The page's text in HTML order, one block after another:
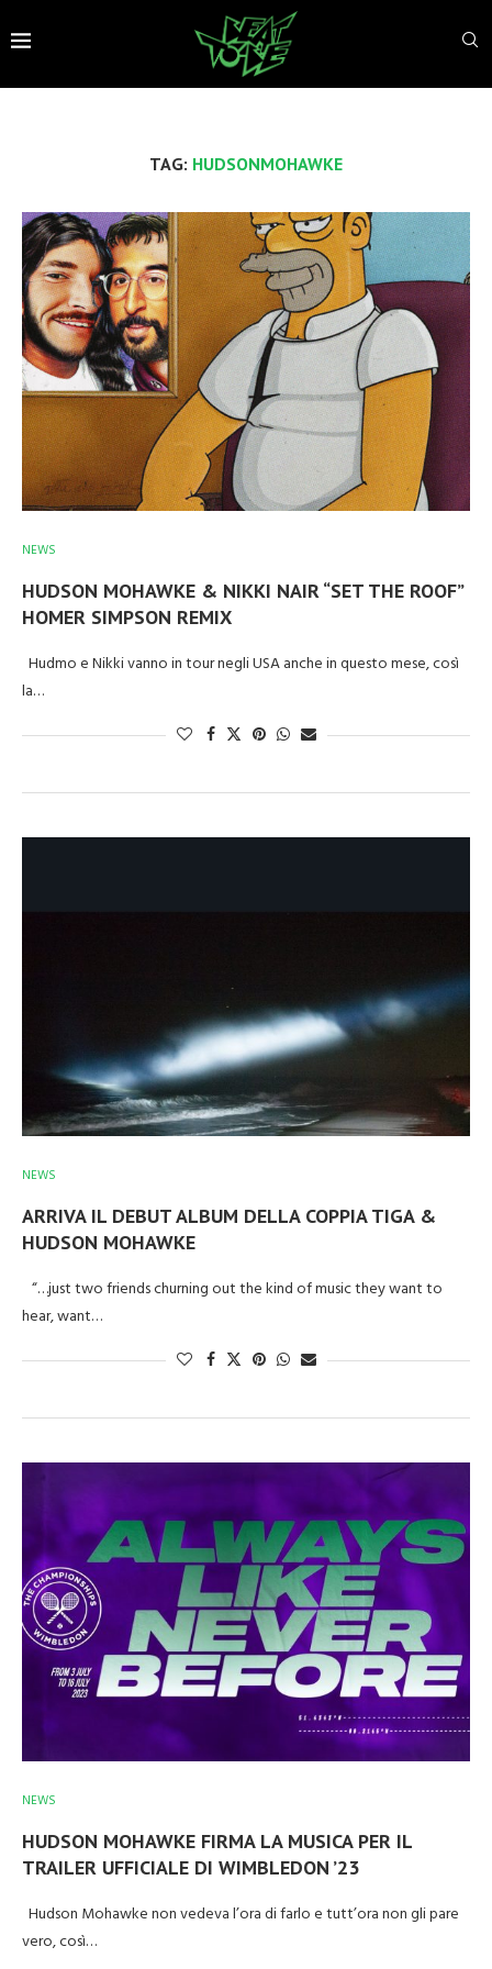
TAG: HUDSONMOHAWKE
NEWS
HUDSON MOHAWKE & NIKKI NAIR “SET THE ROOF”
HOMER SIMPSON REMIX
Hudmo e Nikki vanno in tour negli USA anche in questo mese, così
la…
NEWS
ARRIVA IL DEBUT ALBUM DELLA COPPIA TIGA &
HUDSON MOHAWKE
“…just two friends churning out the kind of music they want to
hear, want…
NEWS
HUDSON MOHAWKE FIRMA LA MUSICA PER IL
TRAILER UFFICIALE DI WIMBLEDON ’23
Hudson Mohawke non vedeva l’ora di farlo e tutt’ora non gli pare
vero, così…